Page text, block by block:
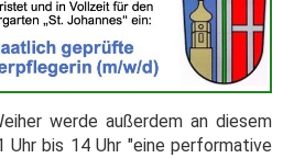
werde außerdem an diesem
Uhr bis 14 Uhr "eine performative